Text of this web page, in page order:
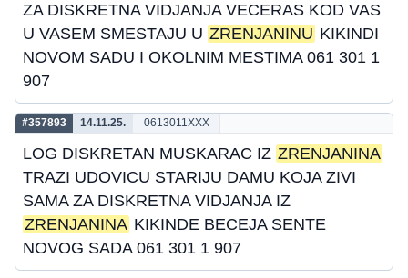
ZA DISKRETNA VIDJANJA VECERAS KOD VAS
U VASEM SMESTAJU U ZRENJANINU KIKINDI
NOVOM SADU I OKOLNIM MESTIMA 061 301 1
907
#357893 14.11.25. 0613011XXX
LOG DISKRETAN MUSKARAC IZ ZRENJANINA
TRAZI UDOVICU STARIJU DAMU KOJA ZIVI
SAMA ZA DISKRETNA VIDJANJA IZ
ZRENJANINA KIKINDE BECEJA SENTE
NOVOG SADA 061 301 1 907